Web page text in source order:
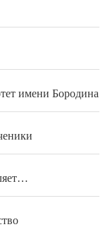
имени Бородина